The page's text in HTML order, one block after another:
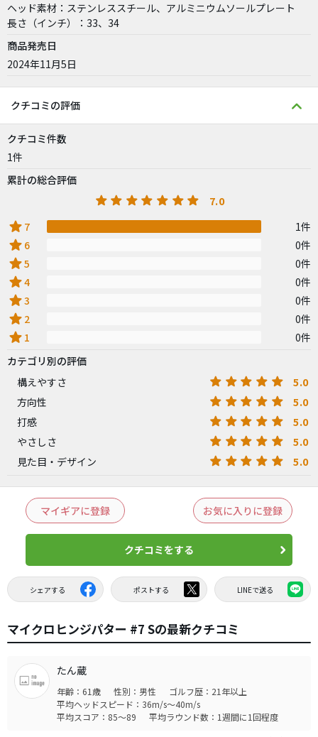
ヘッド素材：ステンレススチール、アルミニウムソールプレート
長さ（インチ）：33、34
商品発売日
2024年11月5日
クチコミの評価
クチコミ件数
1件
累計の総合評価
7.0
star 7 1件
star 6 0件
star5 0件
star4 0件
star3 0件
star 2 0件
star 1
0件
カテゴリ別の評価
構えやすさ
5.0
方向性 5.0
打感 5.0
やさしさ 5.0
見た目・デザイン 5.0
マイギアに登録 お気に入りに登録
クチコミをする
シェアする ポストする LINEで送る
マイクロヒンジパター #7 Sの最新クチコミ
たん蔵
年齢：61歳 性別：男性
ゴルフ歴：21年以上
平均ヘッドスピード：36m/s～40m/s
平均スコア：85～89
平均ラウンド数：1週間に1回程度